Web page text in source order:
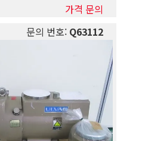
가격 문의
문의 번호:Q63112